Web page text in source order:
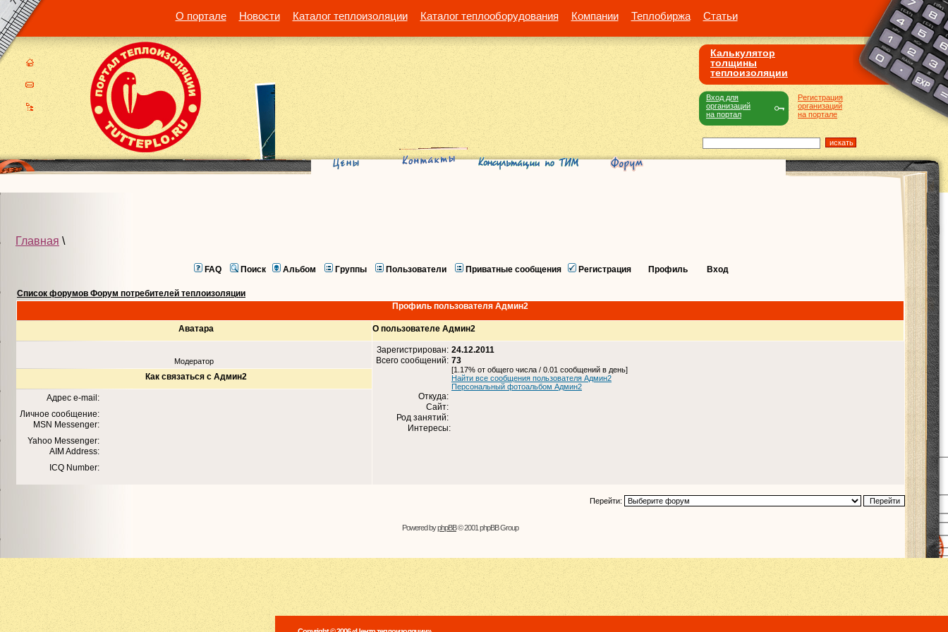
О портале Новости Каталог теплоизоляции Каталог теплооборудования Компании Теплобиржа Статьи
Калькулятор
толщины
теплоизоляции
Регистрация
организаций
на портале
Вход для
организаций
на портал
Главная \
FAQ Поиск Альбом Группы Пользователи Приватные сообщения Регистрация Профиль Вход
Список форумов Форум потребителей теплоизоляции
Профиль пользователя Админ2
Аватара О пользователе Админ2
Модератор
Зарегистрирован: 24.12.2011
Всего сообщений: 73
[1.17% от общего числа / 0.01 сообщений в день]
Найти все сообщения пользователя Админ2
Персональный фотоальбом Админ2
Откуда:
Сайт:
Род занятий:
Интересы:
Как связаться с Админ2
Адрес e-mail:
Личное сообщение:
MSN Messenger:
Yahoo Messenger:
AIM Address:
ICQ Number:
Перейти:
Powered byphpBB© 2001 phpBB Group